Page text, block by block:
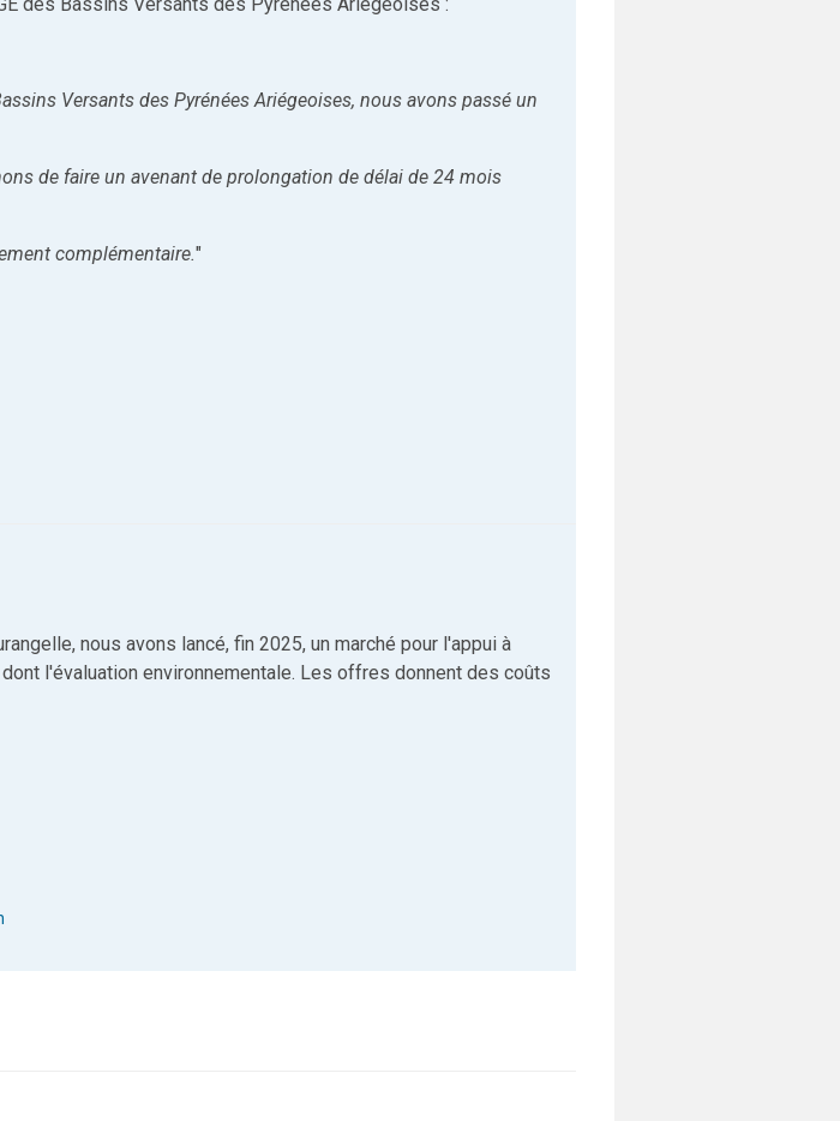
Versants des Pyrénées Ariégeoises, nous avons passé un
de faire un avenant de prolongation de délai de 24 mois
complémentaire."
nous avons lancé, fin 2025, un marché pour l'appui à
l'évaluation environnementale. Les offres donnent des coûts